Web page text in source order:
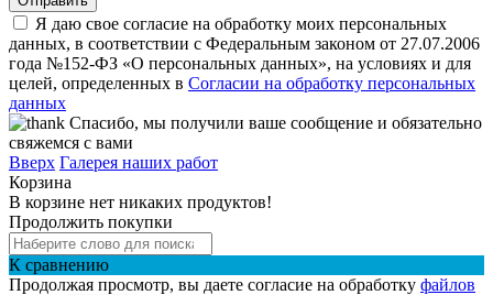
Я даю свое согласие на обработку моих персональных
данных, в соответствии с Федеральным законом от 27.07.2006
года №152-ФЗ «О персональных данных», на условиях и для
целей, определенных в Согласии на обработку персональных
данных
Спасибо, мы получили ваше сообщение и обязательно
свяжемся с вами
Вверх Галерея наших работ
Корзина
В корзине нет никаких продуктов!
Продолжить покупки
К сравнению
Продолжая просмотр, вы даете согласие на обработку файлов